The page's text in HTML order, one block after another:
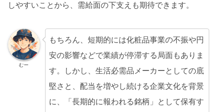
しやすいことから、需給面の下支えも期待できます。
むー
もちろん、短期的には化粧品事業の不振や円
安の影響などで業績が停滞する局面もありま
す。しかし、生活必需品メーカーとしての底
堅さと、配当を増やし続ける企業文化を背景
に、「長期的に報われる銘柄」として保有す